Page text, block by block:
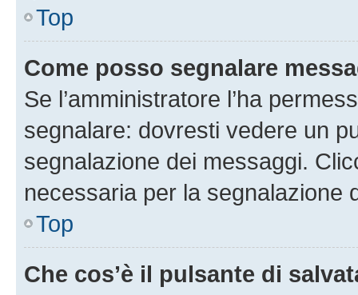
Top
Come posso segnalare
Se l’amministratore l’ha
segnalare: dovresti vedere un
segnalazione dei messaggi.
necessaria per la segnalazione
Top
Che cos’è il pulsante di